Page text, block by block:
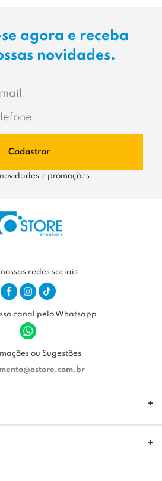
agora e receba
novidades.
Cadastrar
e promoções
redes sociais
canal pelo Whatsapp
ou Sugestões